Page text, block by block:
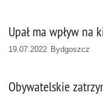
Upał ma wpływ na
19.07.2022 Bydgoszcz
Obywatelskie